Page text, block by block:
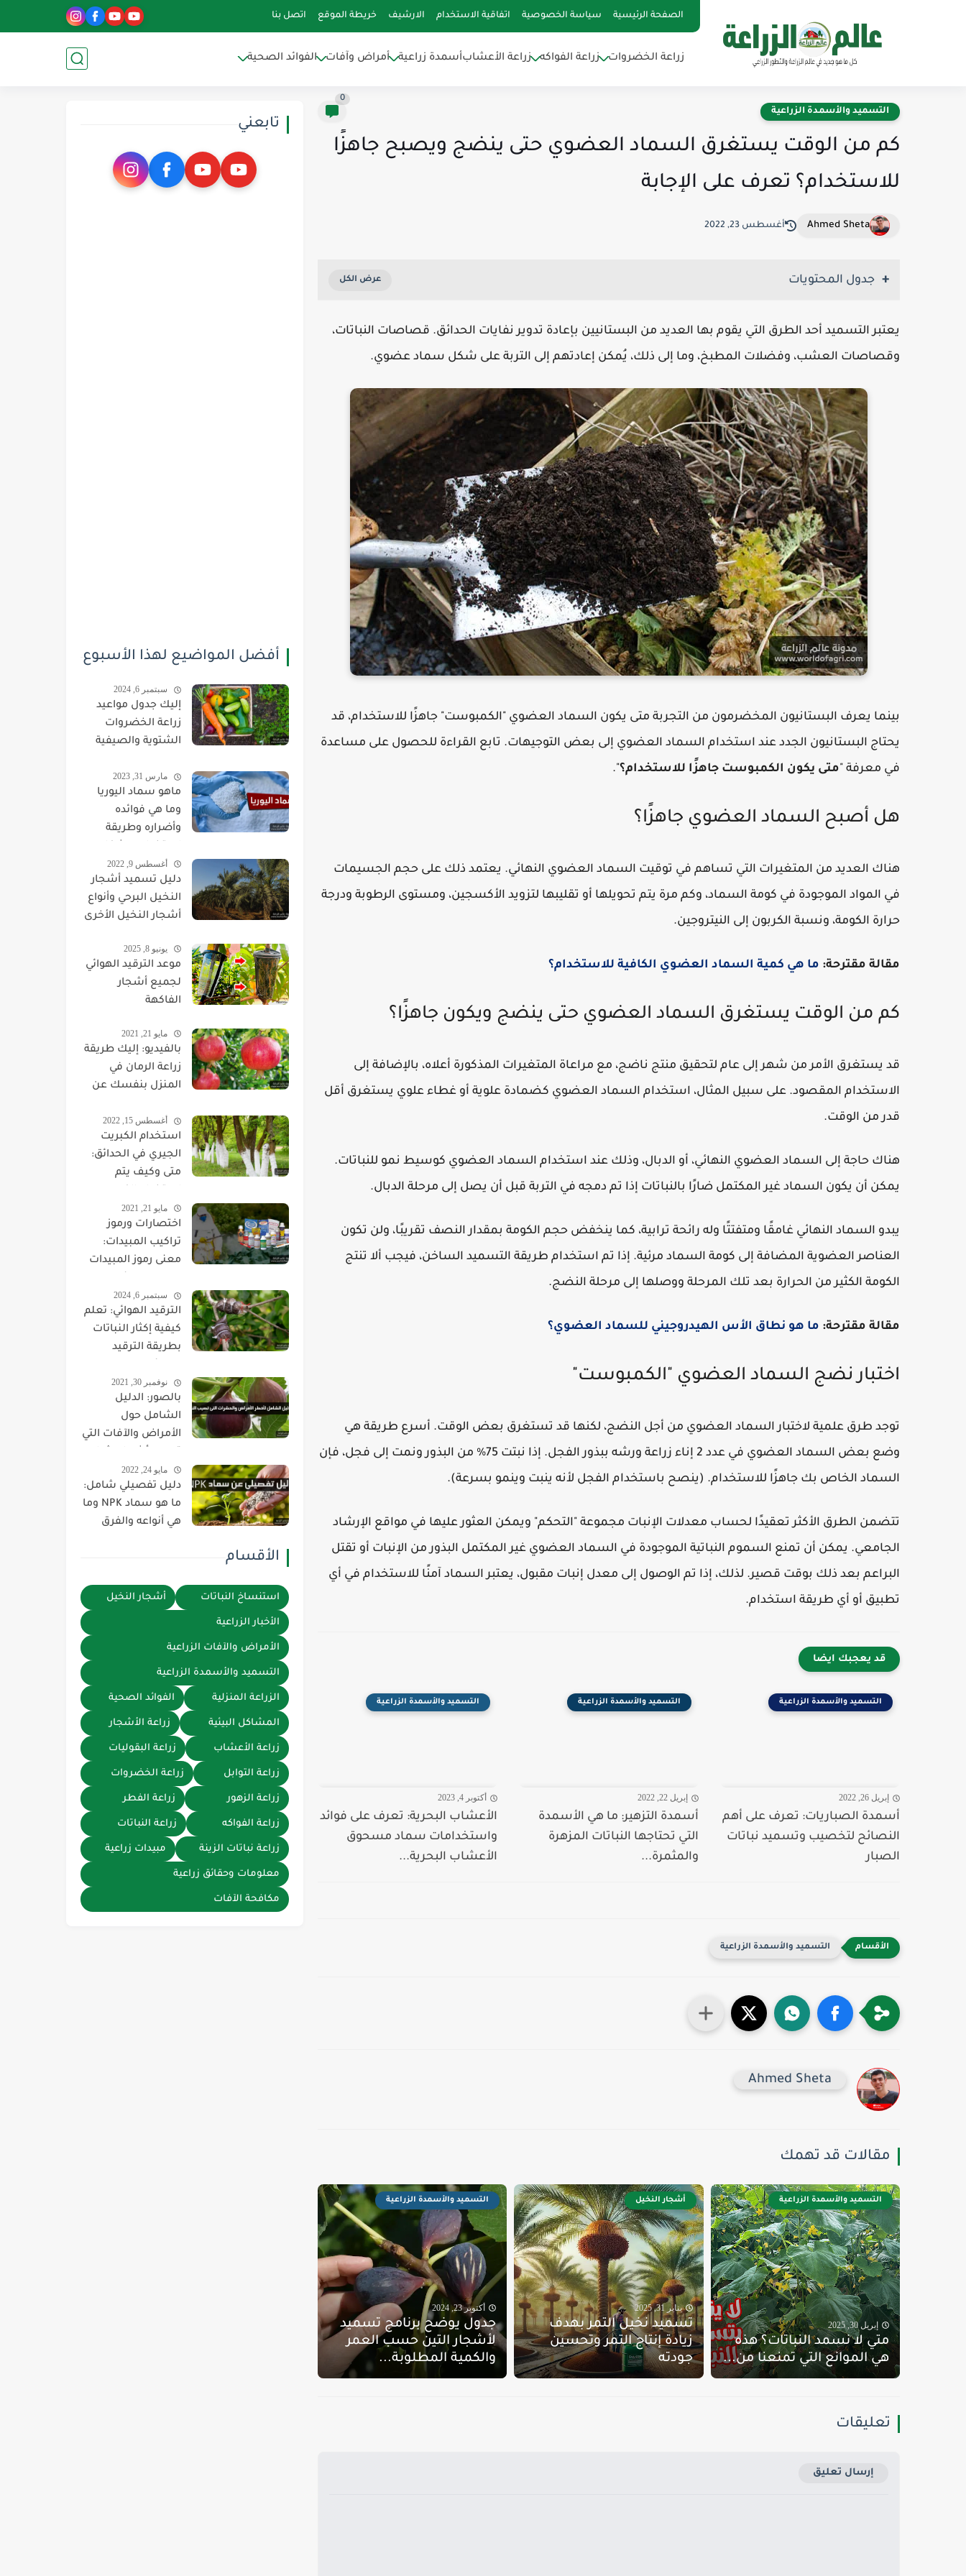
الصفحة الرئيسية سياسة الخصوصية اتفاقية الاستخدام الارشيف خريطة الموقع اتصل بنا
زراعة الخضروات زراعة الفواكه زراعة الأعشابأسمدة زراعية أمراض وآفات الفوائد الصحية
التسميد والأسمدة الزراعية
0
كم من الوقت يستغرق السماد العضوي حتى ينضج ويصبح جاهزًا
للاستخدام؟ تعرف على الإجابة
Ahmed Sheta أغسطس 23, 2022
جدول المحتويات
يعتبر التسميد أحد الطرق التي يقوم بها العديد من البستانيين بإعادة تدوير نفايات الحدائق. قصاصات النباتات،
وقصاصات العشب، وفضلات المطبخ، وما إلى ذلك، يُمكن إعادتهم إلى التربة على شكل سماد عضوي.
بينما يعرف البستانيون المخضرمون من التجربة متى يكون السماد العضوي "الكمبوست" جاهزًا للاستخدام، قد
يحتاج البستانيون الجدد عند استخدام السماد العضوي إلى بعض التوجيهات. تابع القراءة للحصول على مساعدة
في معرفة "متى يكون الكمبوست جاهزًا للاستخدام؟".
هل أصبح السماد العضوي جاهزًا؟
هناك العديد من المتغيرات التي تساهم في توقيت السماد العضوي النهائي. يعتمد ذلك على حجم الجسيمات
في المواد الموجودة في كومة السماد، وكم مرة يتم تحويلها أو تقليبها لتزويد الأكسجين، ومستوى الرطوبة ودرجة
حرارة الكومة، ونسبة الكربون إلى النيتروجين.
مقالة مقترحة: ما هي كمية السماد العضوي الكافية للاستخدام؟
كم من الوقت يستغرق السماد العضوي حتى ينضج ويكون جاهزًا؟
قد يستغرق الأمر من شهر إلى عام لتحقيق منتج ناضج، مع مراعاة المتغيرات المذكورة أعلاه، بالإضافة إلى
الاستخدام المقصود. على سبيل المثال، استخدام السماد العضوي كضمادة علوية أو غطاء علوي يستغرق أقل
قدر من الوقت.
هناك حاجة إلى السماد العضوي النهائي، أو الدبال، وذلك عند استخدام السماد العضوي كوسيط نمو للنباتات.
يمكن أن يكون السماد غير المكتمل ضارًا بالنباتات إذا تم دمجه في التربة قبل أن يصل إلى مرحلة الدبال.
يبدو السماد النهائي غامقًا ومتفتتًا وله رائحة ترابية، كما ينخفض حجم الكومة بمقدار النصف تقريبًا، ولن تكون
العناصر العضوية المضافة إلى كومة السماد مرئية. إذا تم استخدام طريقة التسميد الساخن، فيجب ألا تنتج
الكومة الكثير من الحرارة بعد تلك المرحلة ووصلها إلى مرحلة النضج.
مقالة مقترحة: ما هو نطاق الأس الهيدروجيني للسماد العضوي؟
اختبار نضج السماد العضوي "الكمبوست"
توجد طرق علمية لاختبار السماد العضوي من أجل النضج، لكنها قد تستغرق بعض الوقت. أسرع طريقة هي
وضع بعض السماد العضوي في عدد 2 إناء زراعة ورشه ببذور الفجل. إذا نبتت 75% من البذور ونمت إلى فجل، فإن
السماد الخاص بك جاهزًا للاستخدام. (ينصح باستخدام الفجل لأنه ينبت وينمو بسرعة).
تتضمن الطرق الأكثر تعقيدًا لحساب معدلات الإنبات مجموعة "التحكم" ويمكن العثور عليها في مواقع الإرشاد
الجامعي. يمكن أن تمنع السموم النباتية الموجودة في السماد العضوي غير المكتمل البذور من الإنبات أو تقتل
البراعم بعد ذلك بوقت قصير. لذلك، إذا تم الوصول إلى معدل إنبات مقبول، يعتبر السماد آمنًا للاستخدام في أي
تطبيق أو أي طريقة استخدام.
قد يعجبك ايضا
التسميد والأسمدة الزراعية
إبريل 26, 2022
أسمدة الصباريات: تعرف على أهم
النصائح لتخصيب وتسميد نباتات
الصبار
التسميد والأسمدة الزراعية
إبريل 22, 2022
أسمدة التزهير: ما هي الأسمدة
التي تحتاجها النباتات المزهرة
والمثمرة...
التسميد والأسمدة الزراعية
أكتوبر 4, 2023
الأعشاب البحرية: تعرف على فوائد
واستخدامات سماد مسحوق
الأعشاب البحرية...
التسميد والأسمدة الزراعية
Ahmed Sheta
مقالات قد تهمك
التسميد والأسمدة الزراعية
إبريل 30, 2025
متي لا نسمد النباتات؟ هذه
هي الموانع التي تمنعنا من...
أشجار النخيل
يناير 31, 2025
تسميد نخيل التمر بهدف
زيادة إنتاج التمر وتحسين
جودته
التسميد والأسمدة الزراعية
أكتوبر 23, 2024
جدول يوضح برنامج تسميد
لأشجار التين حسب العمر
والكمية المطلوبة...
تعليقات
إرسال تعليق
تابعني
أفضل المواضيع لهذا الأسبوع
سبتمبر 6, 2024
إليك جدول مواعيد
زراعة الخضروات
الشتوية والصيفية
والشهر
مارس 31, 2023
ماهو سماد اليوريا
وما هي فوائده
وأضراره وطريقة
صحيح
أغسطس 9, 2022
دليل تسميد أشجار
النخيل البرحي وأنواع
أشجار النخيل الأخرى
يونيو 8, 2025
موعد الترقيد الهوائي
لجميع أشجار
الفاكهة
مايو 21, 2021
بالفيديو: إليك طريقة
زراعة الرمان في
المنزل بنفسك عن
والشتلات
أغسطس 15, 2022
استخدام الكبريت
الجيري في الحدائق:
متى وكيف يتم
الجيري؟
مايو 21, 2021
اختصارات ورموز
تراكيب المبيدات:
معنى رموز المبيدات
وطريقة استخدامها
بالتفصيل
سبتمبر 6, 2024
الترقيد الهوائي: تعلم
كيفية إكثار النباتات
بطريقة الترقيد
نوفمبر 30, 2021
بالصور: الدليل
الشامل حول
الأمراض والآفات التي
التين وكيفية علاجها
والقضاء عليها
مايو 24, 2022
دليل تفصيلي شامل:
ما هو سماد NPK وما
هي أنواعه والفرق
الأقسام
استنساخ النباتات أشجار النخيل
الأخبار الزراعية
الأمراض والآفات الزراعية
التسميد والأسمدة الزراعية
الزراعة المنزلية الفوائد الصحية
المشاكل البيئية زراعة الأشجار
زراعة الأعشاب زراعة البقوليات
زراعة التوابل زراعة الخضروات
زراعة الزهور زراعة الفطر
زراعة الفواكه زراعة النباتات
زراعة نباتات الزينة مبيدات زراعية
معلومات وحقائق زراعية
مكافحة الآفات